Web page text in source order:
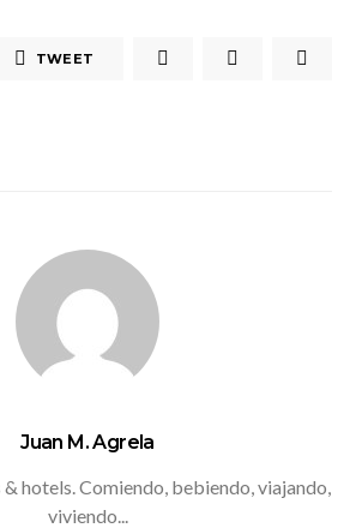
TWEET
Juan M. Agrela
hotels. Comiendo, bebiendo, viajando,
viviendo...